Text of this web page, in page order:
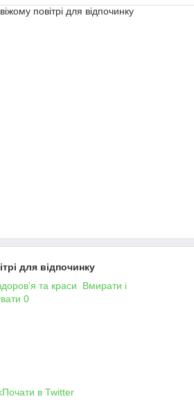
для відпочинку
та краси
Вмирати і
0
Почати в Twitter